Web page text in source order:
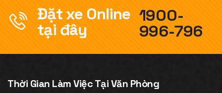
Đặt xe Online
tại đây
1900-
996-796
Thời Gian Làm Việc Tại Văn Phòng